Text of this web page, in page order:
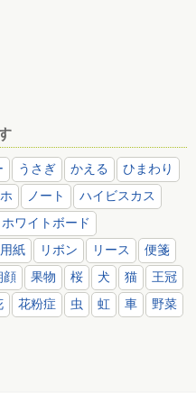
うさぎ かえる
ひまわり
ノート
ハイビスカス
ホワイトボード
紙 リボン リース
便箋
顔 果物 桜 犬 猫
王冠
花粉症 虫 虹 車
野菜